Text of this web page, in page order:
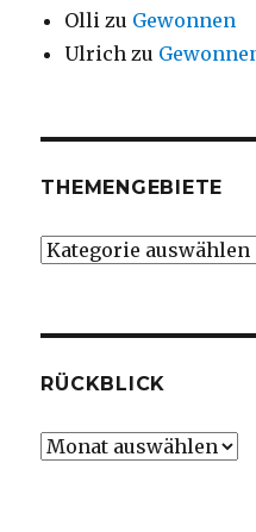
Olli zu Gewonnen
Ulrich zu
THEMENGEBIETE
Themengebiete
RÜCKBLICK
Rückblick